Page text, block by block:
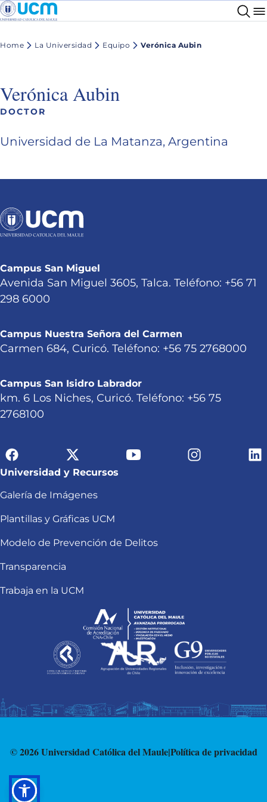
Home La Universidad Equipo Verónica Aubin
Verónica Aubin
DOCTOR
Universidad de La Matanza, Argentina
Campus San Miguel
Avenida San Miguel 3605, Talca. Teléfono: +56 71
298 6000
Campus Nuestra Señora del Carmen
Carmen 684, Curicó. Teléfono: +56 75 2768000
Campus San Isidro Labrador
km. 6 Los Niches, Curicó. Teléfono: +56 75
2768100
Universidad y Recursos
Galería de Imágenes
Plantillas y Gráficas UCM
Modelo de Prevención de Delitos
Transparencia
Trabaja en la UCM
© 2026 Universidad Católica del Maule|Política de privacidad